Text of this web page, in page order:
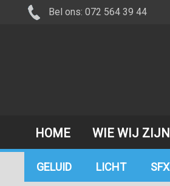
Bel ons: 072 564 39 44
HOME WIE WIJ ZIJN
GELUID LICHT SFX